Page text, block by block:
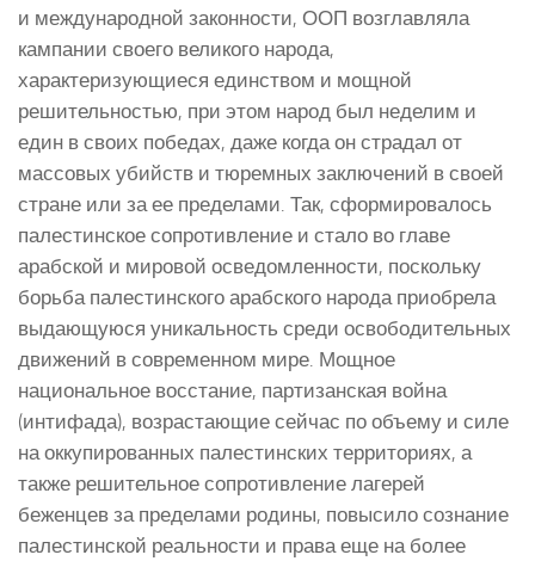
и международной законности, ООП возглавляла
кампании своего великого народа,
характеризующиеся единством и мощной
решительностью, при этом народ был неделим и
един в своих победах, даже когда он страдал от
массовых убийств и тюремных заключений в своей
стране или за ее пределами. Так, сформировалось
палестинское сопротивление и стало во главе
арабской и мировой осведомленности, поскольку
борьба палестинского арабского народа приобрела
выдающуюся уникальность среди освободительных
движений в современном мире. Мощное
национальное восстание, партизанская война
(интифада), возрастающие сейчас по объему и силе
на оккупированных палестинских территориях, а
также решительное сопротивление лагерей
беженцев за пределами родины, повысило сознание
палестинской реальности и права еще на более